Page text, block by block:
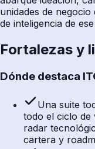
unidades de
de inteligencia de
Fortalezas y
Dónde destaca
Una suite
todo el ciclo de
radar
cartera y